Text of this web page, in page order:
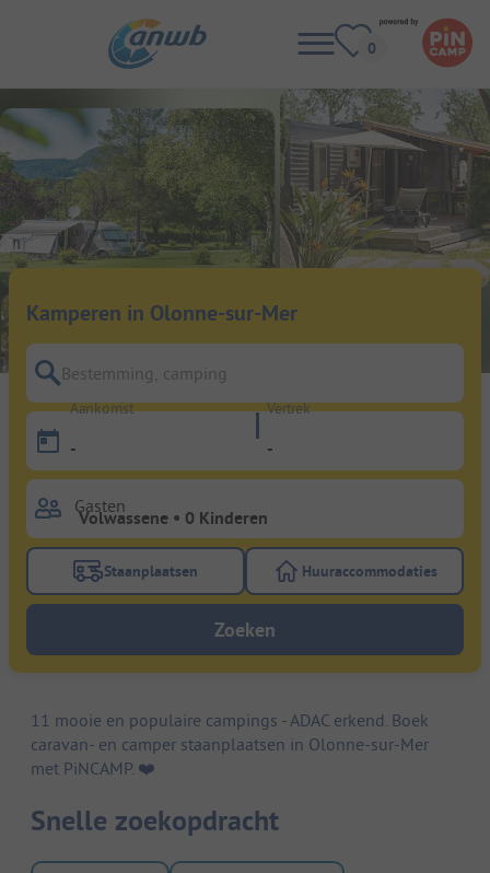
Kamperen in Olonne-sur-Mer
Bestemming, camping
Aankomst
-
Vertrek
-
Gasten
Gebruik de filterknop staanplaatsen om te zoeken
Staanplaatsen Gebruik de
Huuraccommodaties
Zoeken
11 mooie en populaire campings - ADAC erkend. Boek
caravan- en camper staanplaatsen in Olonne-sur-Mer
met PiNCAMP. ❤️️
Snelle zoekopdracht